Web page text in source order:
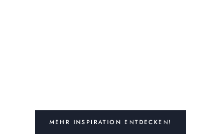
MEHR INSPIRATION ENTDECKEN!